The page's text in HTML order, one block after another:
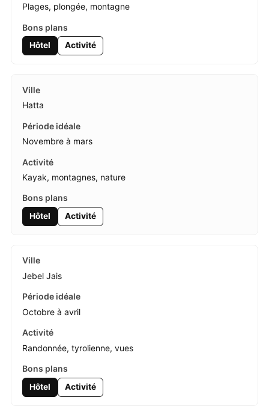
Plages, plongée, montagne
Hôtel Activité
Hatta
Novembre à mars
Kayak, montagnes, nature
Hôtel Activité
Jebel Jais
Octobre à avril
Randonnée, tyrolienne, vues
Hôtel Activité